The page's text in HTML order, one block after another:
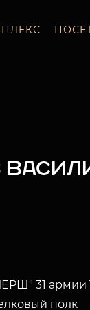
31 армии
полк